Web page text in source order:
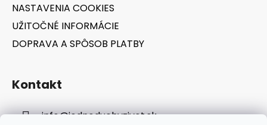
NASTAVENIA COOKIES
UŽITOČNÉ INFORMÁCIE
DOPRAVA A SPÔSOB PLATBY
Kontakt
info@jednoduchyzivot.sk